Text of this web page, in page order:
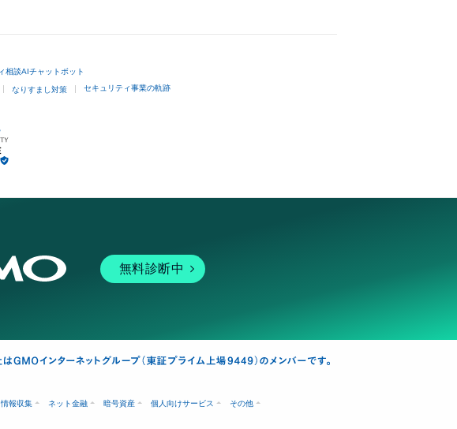
相談AIチャットボット
なりすまし対策 セキュリティ事業の軌跡
無料診断中
情報収集 ネット金融 暗号資産 個人向けサービス その他